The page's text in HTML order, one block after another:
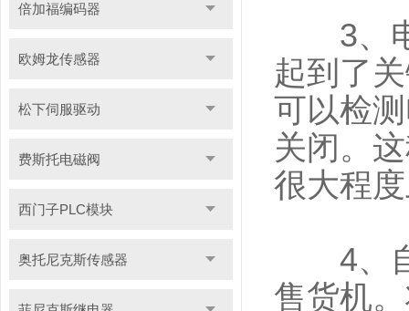
倍加福编码器
欧姆龙传感器
松下伺服驱动
费斯托电磁阀
西门子PLC模块
奥托尼克斯传感器
3、电
起到了
可以检
关闭。
很大程
4、自
售货机